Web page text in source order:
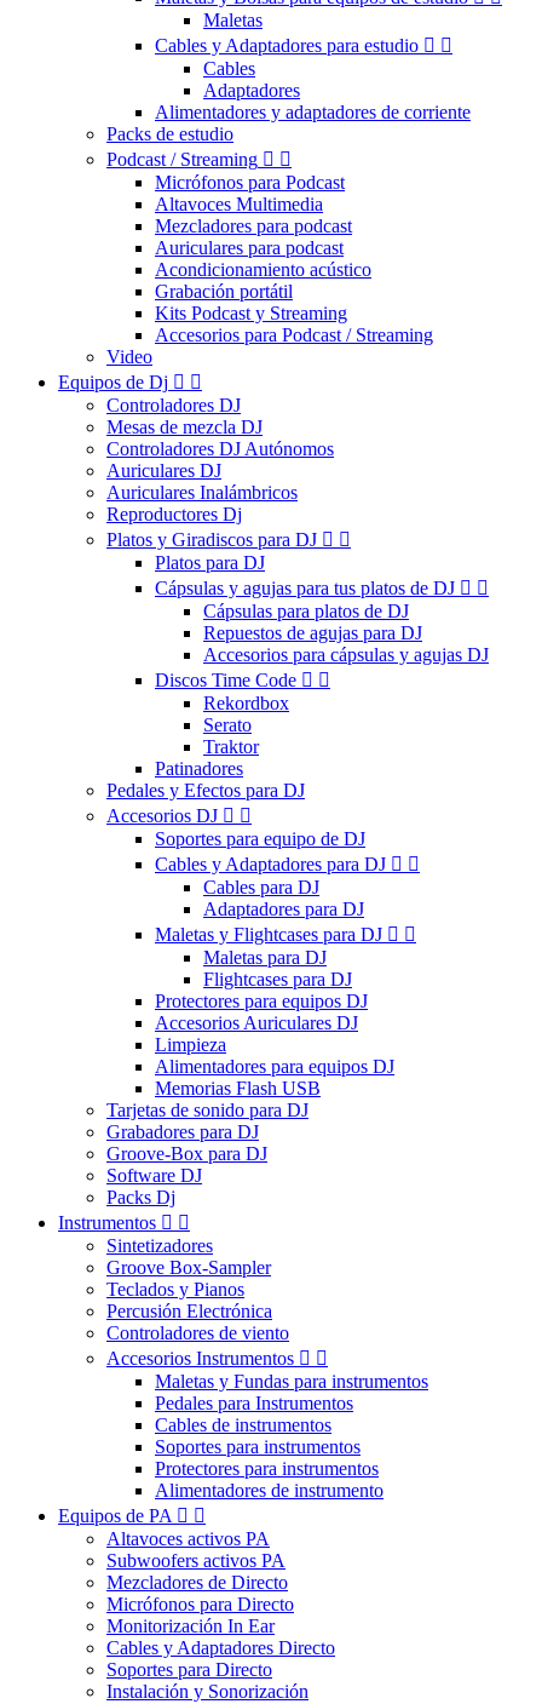
Maletas
Cables y Adaptadores para estudio  
Cables
Adaptadores
Alimentadores y adaptadores de corriente
Packs de estudio
Podcast / Streaming  
Micrófonos para Podcast
Altavoces Multimedia
Mezcladores para podcast
Auriculares para podcast
Acondicionamiento acústico
Grabación portátil
Kits Podcast y Streaming
Accesorios para Podcast / Streaming
Video
Equipos de Dj  
Controladores DJ
Mesas de mezcla DJ
Controladores DJ Autónomos
Auriculares DJ
Auriculares Inalámbricos
Reproductores Dj
Platos y Giradiscos para DJ  
Platos para DJ
Cápsulas y agujas para tus platos de DJ  
Cápsulas para platos de DJ
Repuestos de agujas para DJ
Accesorios para cápsulas y agujas DJ
Discos Time Code  
Rekordbox
Serato
Traktor
Patinadores
Pedales y Efectos para DJ
Accesorios DJ  
Soportes para equipo de DJ
Cables y Adaptadores para DJ  
Cables para DJ
Adaptadores para DJ
Maletas y Flightcases para DJ  
Maletas para DJ
Flightcases para DJ
Protectores para equipos DJ
Accesorios Auriculares DJ
Limpieza
Alimentadores para equipos DJ
Memorias Flash USB
Tarjetas de sonido para DJ
Grabadores para DJ
Groove-Box para DJ
Software DJ
Packs Dj
Instrumentos  
Sintetizadores
Groove Box-Sampler
Teclados y Pianos
Percusión Electrónica
Controladores de viento
Accesorios Instrumentos  
Maletas y Fundas para instrumentos
Pedales para Instrumentos
Cables de instrumentos
Soportes para instrumentos
Protectores para instrumentos
Alimentadores de instrumento
Equipos de PA  
Altavoces activos PA
Subwoofers activos PA
Mezcladores de Directo
Micrófonos para Directo
Monitorización In Ear
Cables y Adaptadores Directo
Soportes para Directo
Instalación y Sonorización